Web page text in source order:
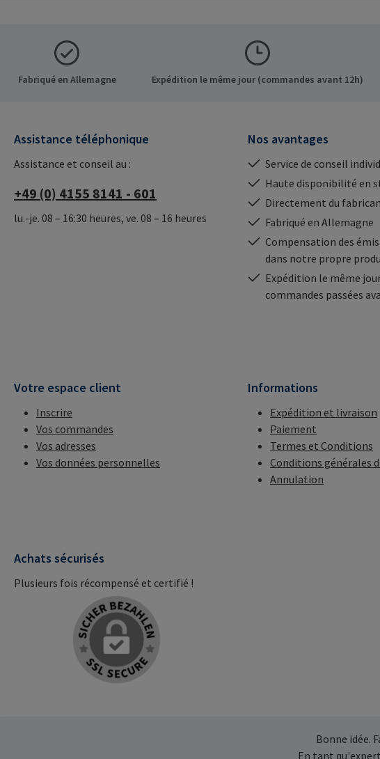
Büchen Germany E-Mail:
mail@rampa.com
RAMPA.Informations sur le
fabricant: RAMPA GmbH &
Co. KG Auf der Heide 8 21514
Fabriqué en Allemagne Expédition le même jour (commandes avant 12h)
Assistance téléphonique
Assistance et conseil au :
+49 (0) 4155 8141 - 601
lu.-je. 08 – 16:30 heures, ve. 08 – 16 heures
Nos avantages
Service de conseil
Haute disponibilité en
Directement du
Fabriqué en Allemagne
Compensation des
dans notre propre
Expédition le même
commandes passées
Votre espace client
Inscrire
Vos commandes
Vos adresses
Vos données personnelles
Informations
Expédition et livraison
Paiement
Termes et Conditions
Conditions générales
Annulation
Achats sécurisés
Plusieurs fois récompensé et certifié !
Bonne idée.
En tant